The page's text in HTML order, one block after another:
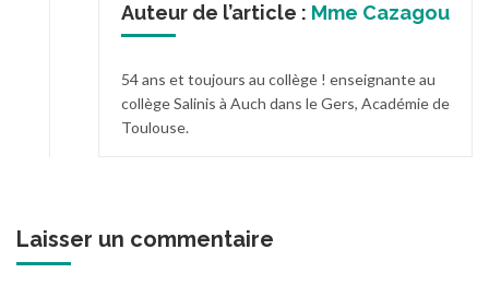
Auteur de l’article : Mme Cazagou
54 ans et toujours au collège ! enseignante au
collège Salinis à Auch dans le Gers, Académie de
Toulouse.
Laisser un commentaire